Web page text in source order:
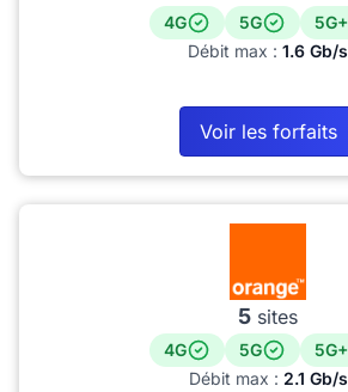
4G 5G
5G+
Débit max : 1.6 Gb/s
Voir les forfaits
5 sites
4G 5G
5G+
Débit max : 2.1 Gb/s